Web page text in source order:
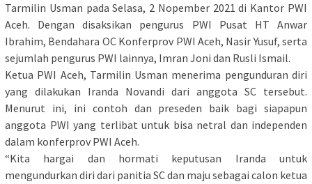
Tarmilin Usman pada Selasa, 2 Nopember 2021 di Kantor PWI
Aceh. Dengan disaksikan pengurus PWI Pusat HT Anwar
Ibrahim, Bendahara OC Konferprov PWI Aceh, Nasir Yusuf, serta
sejumlah pengurus PWI lainnya, Imran Joni dan Rusli Ismail.
Ketua PWI Aceh, Tarmilin Usman menerima pengunduran diri
yang dilakukan Iranda Novandi dari anggota SC tersebut.
Menurut ini, ini contoh dan preseden baik bagi siapapun
anggota PWI yang terlibat untuk bisa netral dan independen
dalam konferprov PWI Aceh.
“Kita hargai dan hormati keputusan Iranda untuk
mengundurkan diri dari panitia SC dan maju sebagai calon ketua